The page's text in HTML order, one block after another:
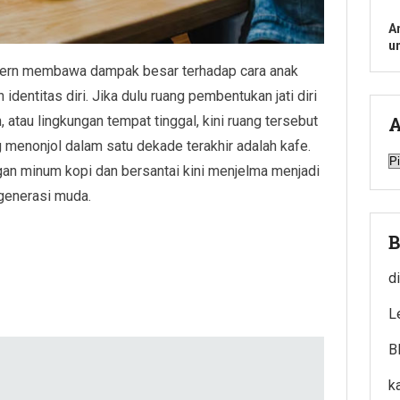
membawa dampak besar terhadap cara anak
identitas diri. Jika dulu ruang pembentukan jati diri
atau lingkungan tempat tinggal, kini ruang tersebut
dalam satu dekade terakhir adalah kafe.
minum kopi dan bersantai kini menjelma menjadi
muda.